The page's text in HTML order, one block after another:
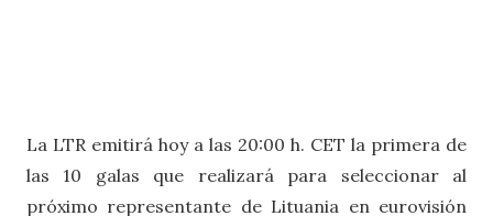
La LTR emitirá hoy a las 20:00 h. CET la primera de
las 10 galas que realizará para seleccionar al
próximo representante de Lituania en eurovisión